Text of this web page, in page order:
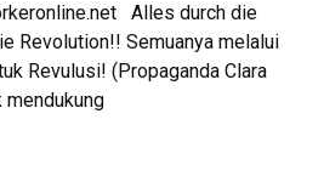
Alles durch die
Revolution!! Semuanya melalui
Revulusi! (Propaganda Clara
mendukung